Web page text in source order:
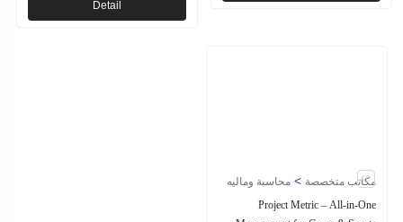
Detail
مكاتب متخصصة > محاسبة وماليه
Project Metric – All-in-One